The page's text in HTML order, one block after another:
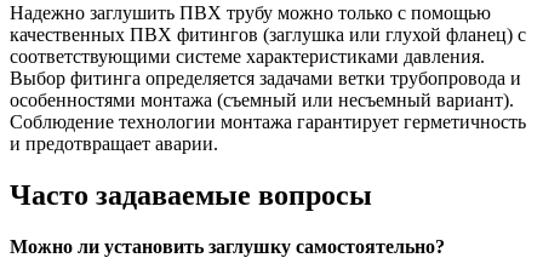
Надежно заглушить ПВХ трубу можно только с помощью
качественных ПВХ фитингов (заглушка или глухой фланец) с
соответствующими системе характеристиками давления.
Выбор фитинга определяется задачами ветки трубопровода и
особенностями монтажа (съемный или несъемный вариант).
Соблюдение технологии монтажа гарантирует герметичность
и предотвращает аварии.
Часто задаваемые вопросы
Можно ли установить заглушку самостоятельно?